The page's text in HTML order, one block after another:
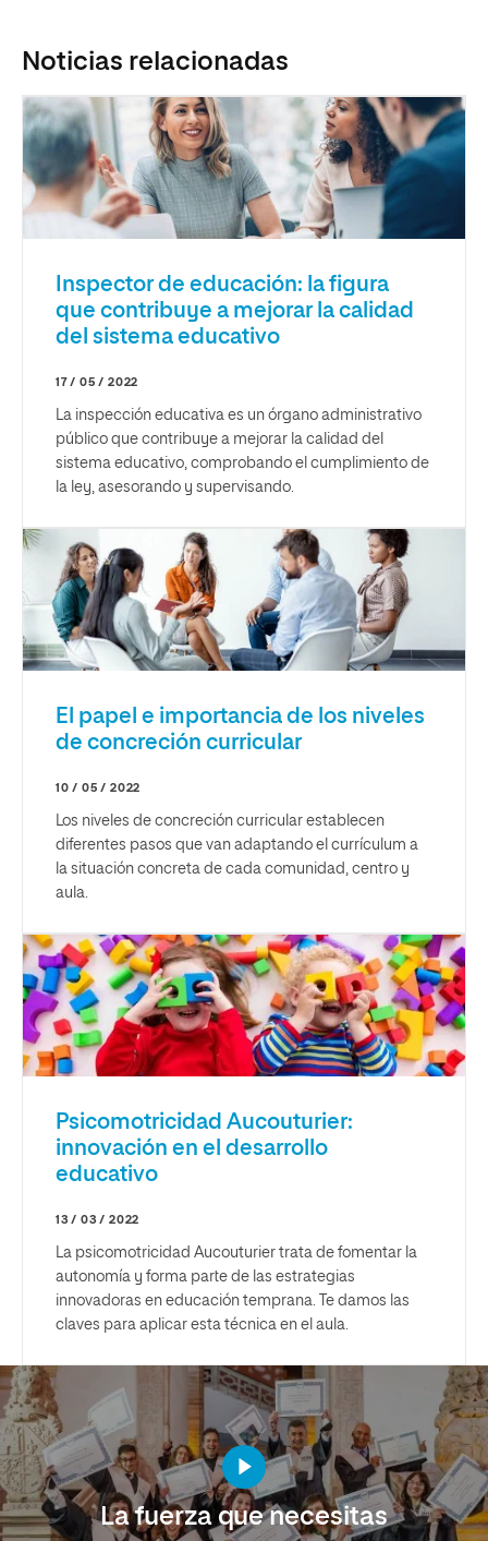
Noticias relacionadas
Inspector de educación: la figura
que contribuye a mejorar la calidad
del sistema educativo
17 / 05 / 2022
La inspección educativa es un órgano administrativo
público que contribuye a mejorar la calidad del
sistema educativo, comprobando el cumplimiento de
la ley, asesorando y supervisando.
El papel e importancia de los niveles
de concreción curricular
10 / 05 / 2022
Los niveles de concreción curricular establecen
diferentes pasos que van adaptando el currículum a
la situación concreta de cada comunidad, centro y
aula.
Psicomotricidad Aucouturier:
innovación en el desarrollo
educativo
13 / 03 / 2022
La psicomotricidad Aucouturier trata de fomentar la
autonomía y forma parte de las estrategias
innovadoras en educación temprana. Te damos las
claves para aplicar esta técnica en el aula.
La fuerza que necesitas